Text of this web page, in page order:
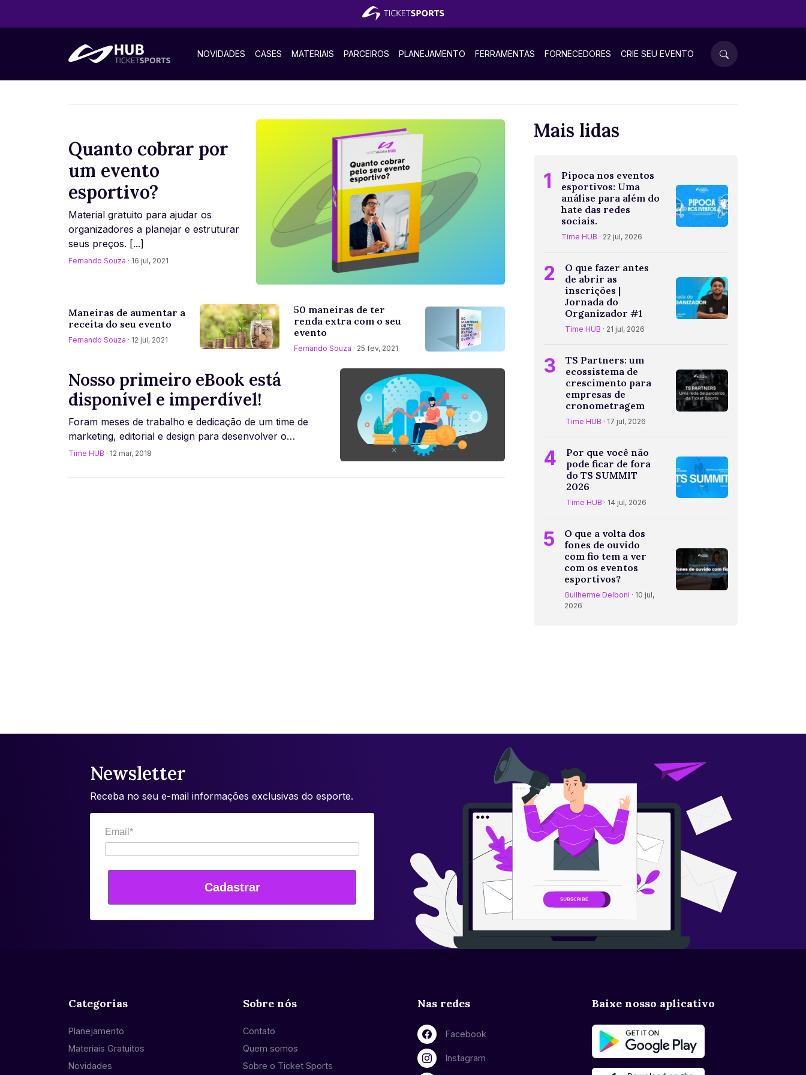
NOVIDADES CASES MATERIAIS PARCEIROS PLANEJAMENTO FERRAMENTAS FORNECEDORES CRIE SEU EVENTO
Quanto cobrar por
um evento
esportivo?
Material gratuito para ajudar os
organizadores a planejar e estruturar
seus preços. [...]
Fernando Souza · 16 jul, 2021
Maneiras de aumentar a
receita do seu evento
Fernando Souza · 12 jul, 2021
50 maneiras de ter
renda extra com o seu
evento
Fernando Souza · 25 fev, 2021
Nosso primeiro eBook está
disponível e imperdível!
Foram meses de trabalho e dedicação de um time de
marketing, editorial e design para desenvolver o
Time HUB · 12 mar, 2018
Mais lidas
1
Pipoca nos eventos
esportivos: Uma
análise para além do
hate das redes
sociais.
Time HUB · 22 jul, 2026
2
O que fazer antes
de abrir as
inscrições |
Jornada do
Organizador #1
Time HUB · 21 jul, 2026
3
TS Partners: um
ecossistema de
crescimento para
empresas de
cronometragem
Time HUB · 17 jul, 2026
4
Por que você não
pode ficar de fora
do TS SUMMIT
2026
Time HUB · 14 jul, 2026
5
O que a volta dos
fones de ouvido
com fio tem a ver
com os eventos
esportivos?
Guilherme Delboni · 10 jul,
2026
Newsletter
Receba no seu e-mail informações exclusivas do esporte.
Email*
Cadastrar
Categorias
Planejamento
Materiais Gratuitos
Novidades
Sobre nós
Contato
Quem somos
Sobre o Ticket Sports
Nas redes
Facebook
Instagram
Baixe nosso aplicativo